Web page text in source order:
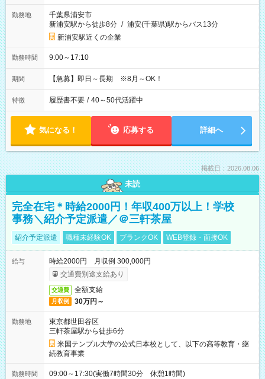
勤務地
千葉県浦安市
新浦安駅から徒歩8分 / 浦安(千葉県)駅からバス13分
新浦安駅近くの企業
勤務時間 9:00～17:10
期間 【急募】即日～長期 ※8月～OK！
特徴 履歴書不要 / 40～50代活躍中
気になる！ 応募する 詳細へ
掲載日：2026.08.06
未読
完全在宅＊時給2000円！年収400万以上！学校
事務＼紹介予定派遣／＠三軒茶屋
紹介予定派遣 職種未経験OK ブランクOK WEB登録・面接OK
給与
時給2000円 月収例 300,000円
交通費別途支給あり
交通費 全額支給
月収例 30万円～
勤務地
東京都世田谷区
三軒茶屋駅から徒歩6分
米国テンプル大学の公式日本校として、以下の高等教育・継
続教育事業
勤務時間 09:00～17:30(実働7時間30分 休憩1時間)